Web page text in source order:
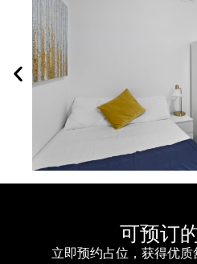
可预订
立即预约占位，获得优